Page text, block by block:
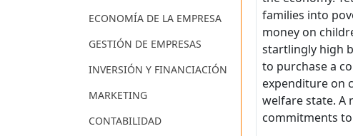
ECONOMÍA DE LA EMPRESA
GESTIÓN DE EMPRESAS
INVERSIÓN Y FINANCIACIÓN
MARKETING
CONTABILIDAD
families into
money on
startlingly high
to purchase a
expenditure on
welfare state. A
commitments